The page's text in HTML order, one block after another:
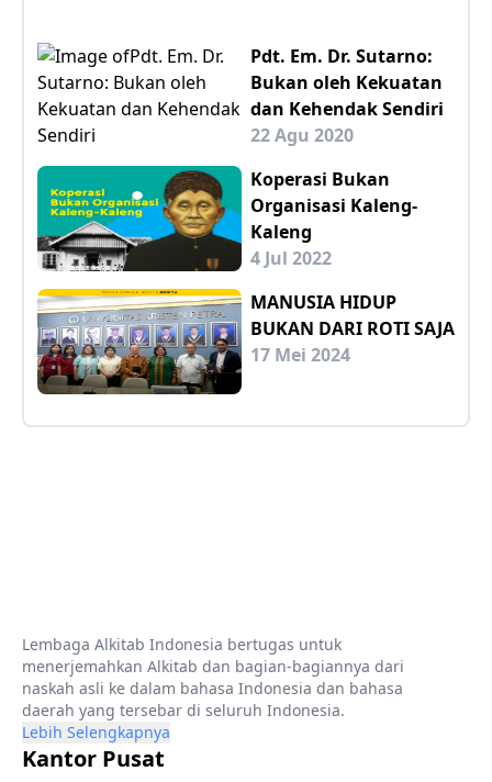
Pdt. Em. Dr. Sutarno:
Bukan oleh Kekuatan
dan Kehendak Sendiri
22 Agu 2020
Koperasi Bukan
Organisasi Kaleng-
Kaleng
4 Jul 2022
MANUSIA HIDUP
BUKAN DARI ROTI SAJA
17 Mei 2024
Lembaga Alkitab Indonesia bertugas untuk
menerjemahkan Alkitab dan bagian-bagiannya dari
naskah asli ke dalam bahasa Indonesia dan bahasa
daerah yang tersebar di seluruh Indonesia.
Lebih Selengkapnya
Kantor Pusat